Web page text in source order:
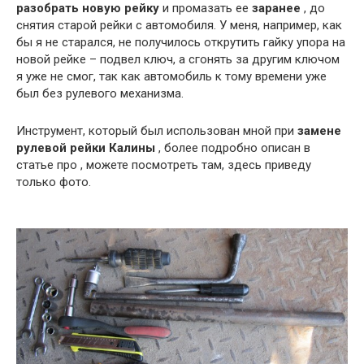
разобрать новую рейку и промазать ее заранее , до
снятия старой рейки с автомобиля. У меня, например, как
бы я не старался, не получилось открутить гайку упора на
новой рейке – подвел ключ, а сгонять за другим ключом
я уже не смог, так как автомобиль к тому времени уже
был без рулевого механизма.
Инструмент, который был использован мной при замене
рулевой рейки Калины , более подробно описан в
статье про , можете посмотреть там, здесь приведу
только фото.